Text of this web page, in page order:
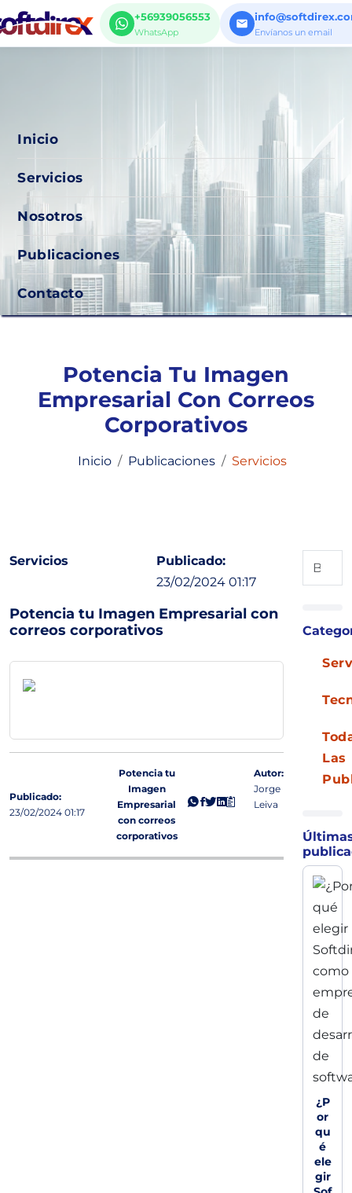
+56939056553
WhatsApp Envíanos un email
Inicio
Servicios
Nosotros
Publicaciones
Contacto
Potencia Tu Imagen
Empresarial Con Correos
Corporativos
Inicio Publicaciones Servicios
Servicios
Publicado:
23/02/2024 01:17
Potencia tu Imagen Empresarial con
correos corporativos
Publicado:
23/02/2024 01:17
Potencia tu
Imagen
Empresarial
con correos
corporativos
Autor:
Jorge
Leiva
Las
¿P
or
qu
é
ele
gir